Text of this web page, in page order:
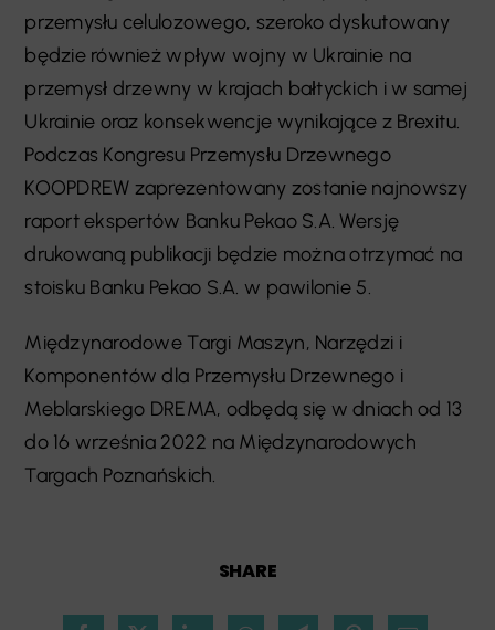
SHARE
przemysłu celulozowego, szeroko dyskutowany
będzie również wpływ wojny w Ukrainie na
przemysł drzewny w krajach bałtyckich i w samej
Ukrainie oraz konsekwencje wynikające z Brexitu.
Podczas Kongresu Przemysłu Drzewnego
KOOPDREW zaprezentowany zostanie najnowszy
raport ekspertów Banku Pekao S.A. Wersję
drukowaną publikacji będzie można otrzymać na
stoisku Banku Pekao S.A. w pawilonie 5.
Międzynarodowe Targi Maszyn, Narzędzi i
Komponentów dla Przemysłu Drzewnego i
Meblarskiego DREMA, odbędą się w dniach od 13
do 16 września 2022 na Międzynarodowych
Targach Poznańskich.